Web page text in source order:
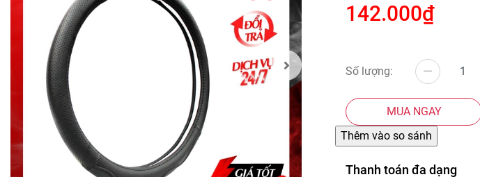
142.000₫
Số lượng:
MUA NGAY
Thanh toán đa dạng